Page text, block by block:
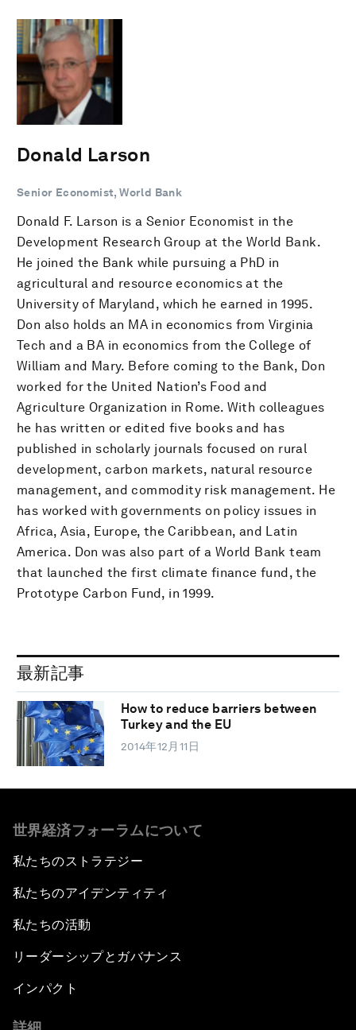
Donald Larson
Senior Economist, World Bank
Donald F. Larson is a Senior Economist in the
Development Research Group at the World Bank.
He joined the Bank while pursuing a PhD in
agricultural and resource economics at the
University of Maryland, which he earned in 1995.
Don also holds an MA in economics from Virginia
Tech and a BA in economics from the College of
William and Mary. Before coming to the Bank, Don
worked for the United Nation’s Food and
Agriculture Organization in Rome. With colleagues
he has written or edited five books and has
published in scholarly journals focused on rural
development, carbon markets, natural resource
management, and commodity risk management. He
has worked with governments on policy issues in
Africa, Asia, Europe, the Caribbean, and Latin
America. Don was also part of a World Bank team
that launched the first climate finance fund, the
Prototype Carbon Fund, in 1999.
最新記事
How to reduce barriers between
Turkey and the EU
2014年12月11日
世界経済フォーラムについて
私たちのストラテジー
私たちのアイデンティティ
私たちの活動
リーダーシップとガバナンス
インパクト